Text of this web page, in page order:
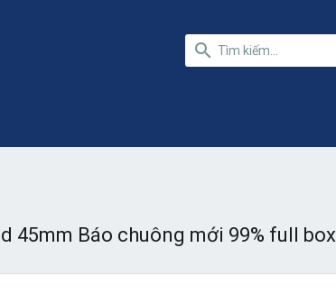
45mm Báo chuông mới 99% full box